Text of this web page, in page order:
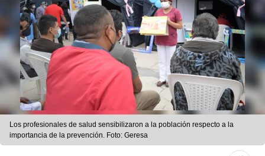
Los profesionales de salud sensibilizaron a la población respecto a la
importancia de la prevención. Foto: Geresa